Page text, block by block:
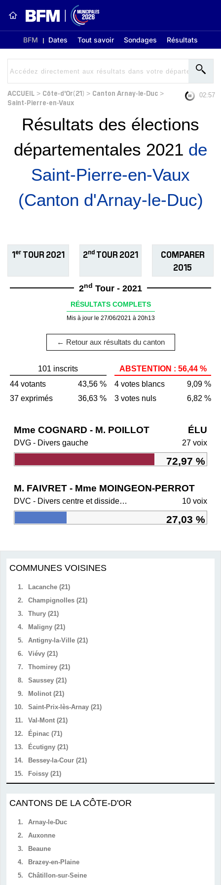
BFM Dates Tout savoir Sondages Résultats
ACCUEIL > Côte-d'Or(21) > Canton Arnay-le-Duc >
Saint-Pierre-en-Vaux
02:56
Résultats des élections
départementales 2021 de
Saint-Pierre-en-Vaux
(Canton d'Arnay-le-Duc)
1er TOUR 2021 2ndTOUR 2021
COMPARER
2015
2nd Tour - 2021
RÉSULTATS COMPLETS
Mis à jour le 27/06/2021 à 20h13
← Retour aux résultats du canton
101 inscrits
44 votants
43,56 %
37 exprimés
36,63 %
ABSTENTION : 56,44 %
4 votes blancs
9,09 %
3 votes nuls
6,82 %
Mme COGNARD - M. POILLOT ÉLU
DVG - Divers gauche 27 voix
72,97 %
M. FAIVRET - Mme MOINGEON-PERROT
DVC - Divers centre et dissidents Ensemble 10 voix
27,03 %
COMMUNES VOISINES
1.
Lacanche (21)
2.
Champignolles (21)
3.
Thury (21)
4.
Maligny (21)
5.
Antigny-la-Ville (21)
6.
Viévy (21)
7.
Thomirey (21)
8.
Saussey (21)
9.
Molinot (21)
10.
Saint-Prix-lès-Arnay (21)
11.
Val-Mont (21)
12.
Épinac (71)
13.
Écutigny (21)
14.
Bessey-la-Cour (21)
15.
Foissy (21)
CANTONS DE LA CÔTE-D'OR
1.
Arnay-le-Duc
2.
Auxonne
3.
Beaune
4.
Brazey-en-Plaine
5.
Châtillon-sur-Seine